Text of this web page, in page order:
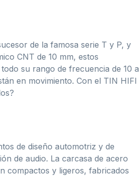
de la famosa serie T y P, y
CNT de 10 mm, estos
su rango de frecuencia de 10 a
en movimiento. Con el TIN HIFI
de diseño automotriz y de
de audio. La carcasa de acero
compactos y ligeros, fabricados